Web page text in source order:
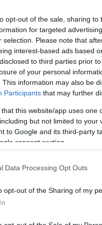
opt-out of the sale, sharing
for targeted
selection. Please note that
interest-based ads based
to third parties prior
of your personal
This information may also be
Participants that may further
that this website/app uses
but not limited to
to Google and its third-party
consent section.
Data Processing Opt Outs
opt-out of the Sharing of my
érkeztek.
de egészen más
Mindezek ellenére
miatt – tette
Zoltán művei mellett
Máté, Kocsár Miklós és
és Varga Judit
békéért való fohász.
megszólalnak az